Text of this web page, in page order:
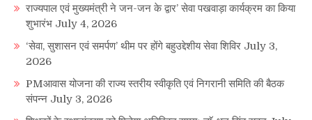
राज्यपाल एवं मुख्यमंत्री ने जन-जन के द्वार’ सेवा पखवाड़ा कार्यक्रम का किया
शुभारंभ July 4, 2026
‘सेवा, सुशासन एवं समर्पण’ थीम पर होंगे बहुउद्देशीय सेवा शिविर July 3,
2026
PMआवास योजना की राज्य स्तरीय स्वीकृति एवं निगरानी समिति की बैठक
संपन्न July 3, 2026